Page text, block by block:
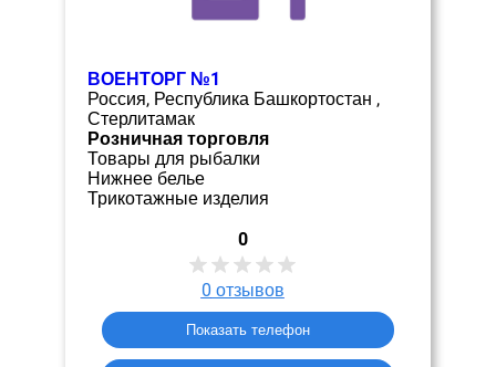
ВОЕНТОРГ №1
Россия, Республика Башкортостан ,
Стерлитамак
Розничная торговля
Товары для рыбалки
Нижнее белье
Трикотажные изделия
0
0 отзывов
Показать телефон